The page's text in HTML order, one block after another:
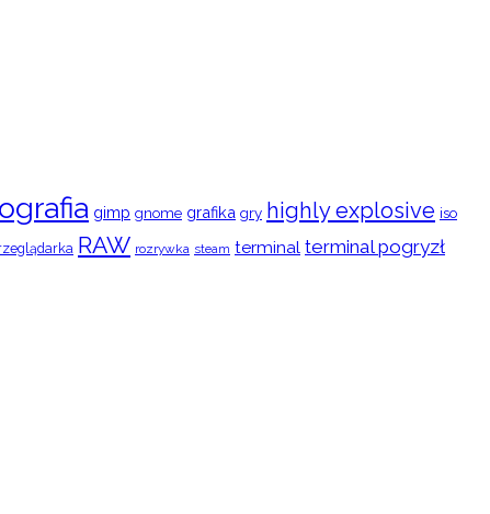
gimp gnome grafika gry highly explosive iso
RAW rozrywka steam terminal terminal pogryzł